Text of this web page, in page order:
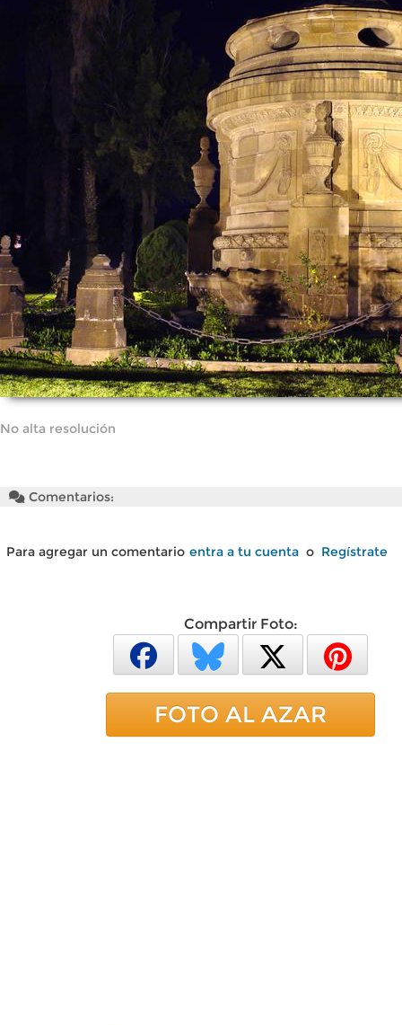
No alta resolución
Comentarios:
Para agregar un comentario entra a tu cuenta o Regístrate
Compartir Foto:
FOTO AL AZAR